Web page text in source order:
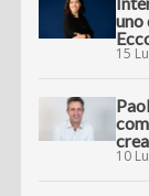
uno
15
10